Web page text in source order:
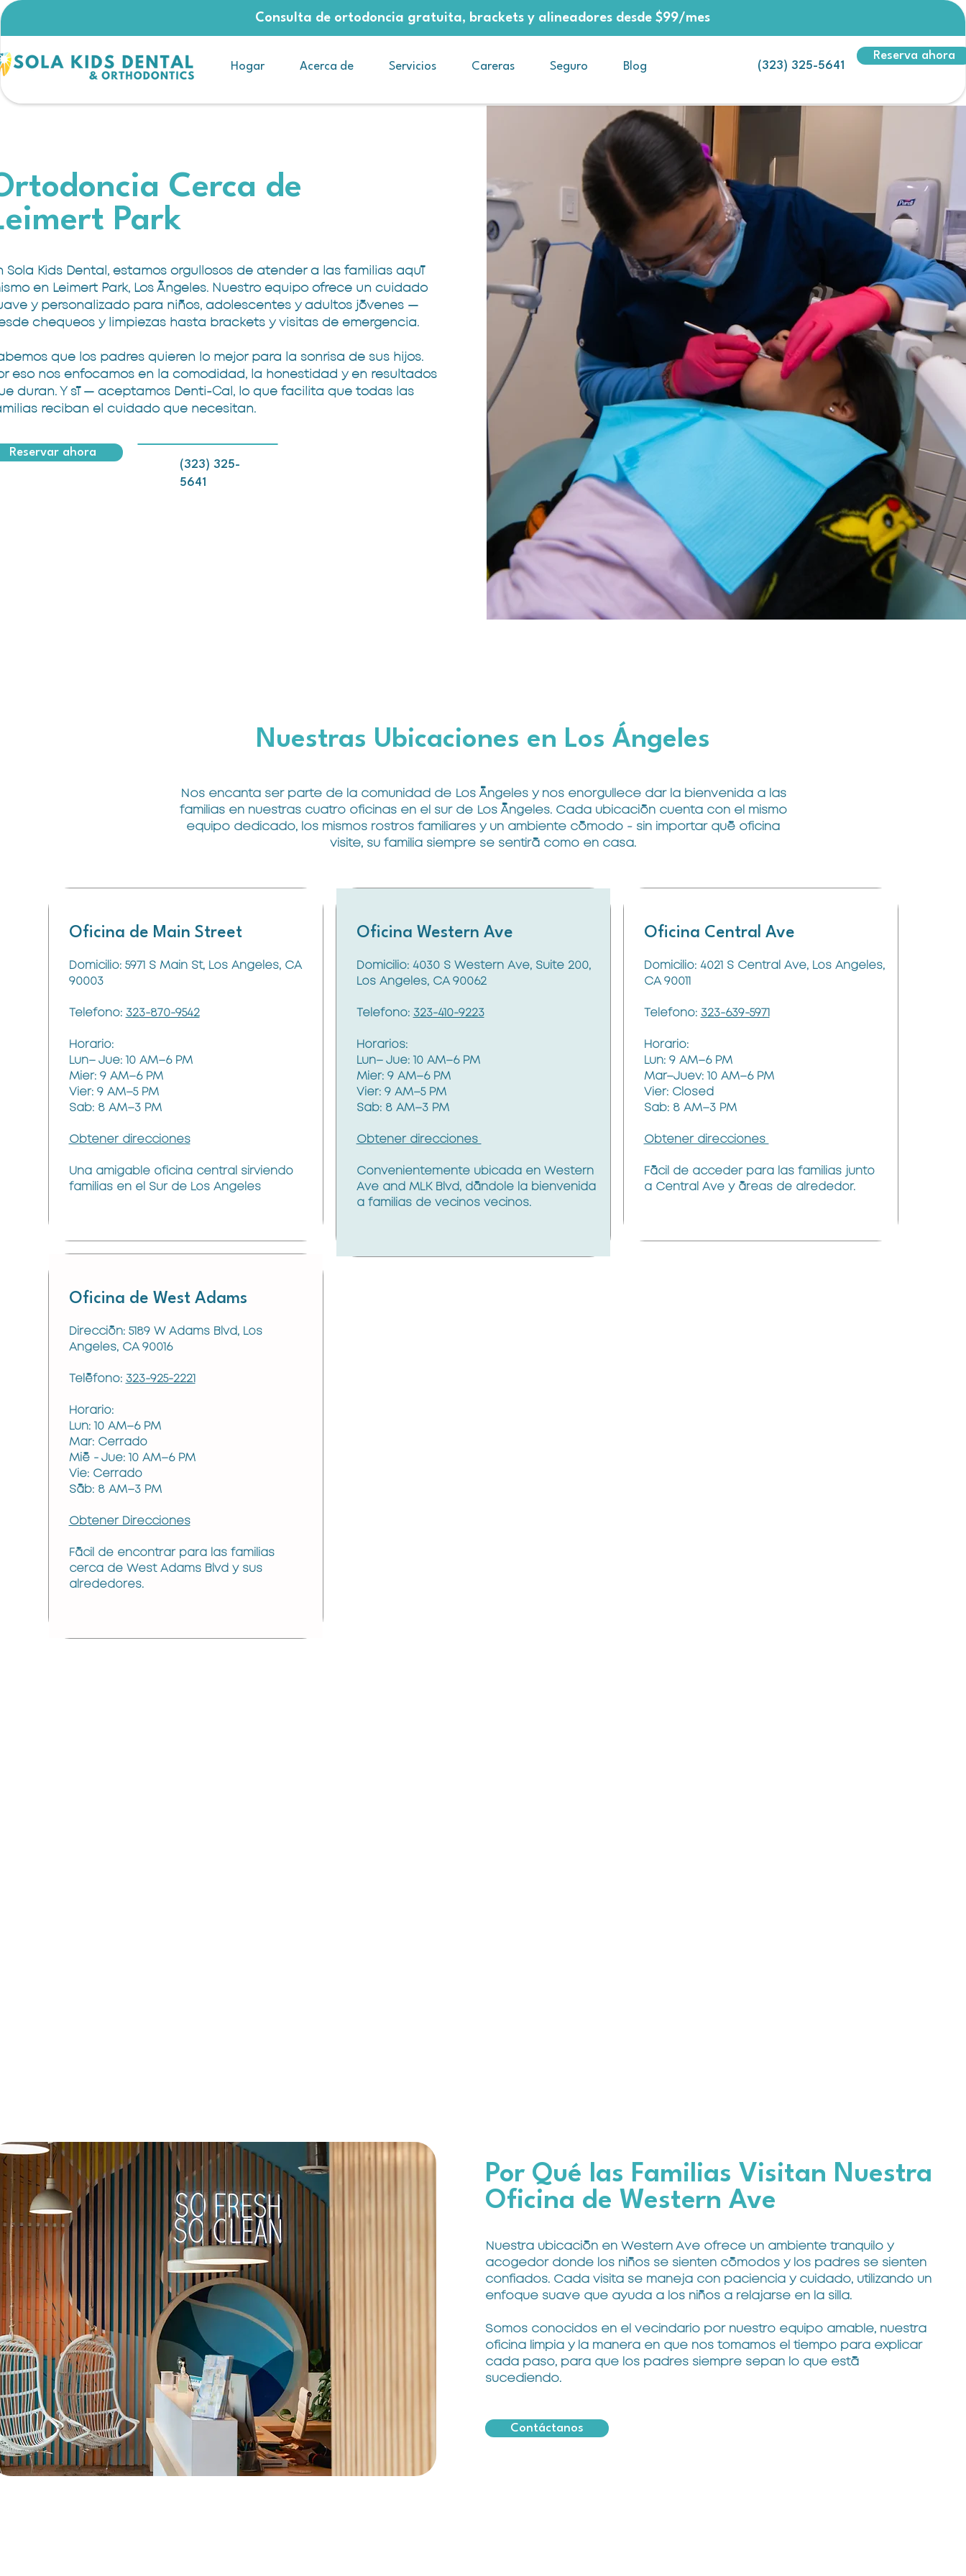
Consulta de ortodoncia gratuita, brackets y alineadores desde $99/mes
Hogar Acerca de Servicios Careras Seguro Blog (323) 325-5641
Reserva ahora
Cerca de
Park
Sola Kids Dental, estamos orgullosos de atender a las familias aquí
en Leimert Park, Los Ángeles. Nuestro equipo ofrece un cuidado
y personalizado para niños, adolescentes y adultos jóvenes —
chequeos y limpiezas hasta brackets y visitas de emergencia.
que los padres quieren lo mejor para la sonrisa de sus hijos.
eso nos enfocamos en la comodidad, la honestidad y en resultados
duran. Y sí — aceptamos Denti-Cal, lo que facilita que todas las
reciban el cuidado que necesitan.
Reservar ahora
(323) 325-
5641
Nuestras Ubicaciones en Los Ángeles
Nos encanta ser parte de la comunidad de Los Ángeles y nos enorgullece dar la bienvenida a las
familias en nuestras cuatro oficinas en el sur de Los Ángeles. Cada ubicación cuenta con el mismo
equipo dedicado, los mismos rostros familiares y un ambiente cómodo - sin importar qué oficina
visite, su familia siempre se sentirá como en casa.
Oficina de Main Street
Domicilio: 5971 S Main St, Los Angeles, CA
90003
Telefono: 323-870-9542
Horario:
Lun– Jue: 10 AM–6 PM
Mier: 9 AM–6 PM
Vier: 9 AM–5 PM
Sab: 8 AM–3 PM
Obtener direcciones
Una amigable oficina central sirviendo
familias en el Sur de Los Angeles
Oficina de West Adams
Dirección: 5189 W Adams Blvd, Los
Angeles, CA 90016
Teléfono: 323-925-2221
Horario:
Lun: 10 AM–6 PM
Mar: Cerrado
Mié - Jue: 10 AM–6 PM
Vie: Cerrado
Sáb: 8 AM–3 PM
Obtener Direcciones
Fácil de encontrar para las familias
cerca de West Adams Blvd y sus
alrededores.
Oficina Western Ave
Domicilio: 4030 S Western Ave, Suite 200,
Los Angeles, CA 90062
Telefono: 323-410-9223
Horarios:
Lun– Jue: 10 AM–6 PM
Mier: 9 AM–6 PM
Vier: 9 AM–5 PM
Sab: 8 AM–3 PM
Obtener direcciones
Convenientemente ubicada en Western
Ave and MLK Blvd, dándole la bienvenida
a familias de vecinos vecinos.
Oficina Central Ave
Domicilio: 4021 S Central Ave, Los Angeles,
CA 90011
Telefono: 323-639-5971
Horario:
Lun: 9 AM–6 PM
Mar–Juev: 10 AM–6 PM
Vier: Closed
Sab: 8 AM–3 PM
Obtener direcciones
Fácil de acceder para las familias junto
a Central Ave y áreas de alrededor.
Por Qué las Familias Visitan Nuestra
Oficina de Western Ave
Nuestra ubicación en Western Ave ofrece un ambiente tranquilo y
acogedor donde los niños se sienten cómodos y los padres se sienten
confiados. Cada visita se maneja con paciencia y cuidado, utilizando un
enfoque suave que ayuda a los niños a relajarse en la silla.
Somos conocidos en el vecindario por nuestro equipo amable, nuestra
oficina limpia y la manera en que nos tomamos el tiempo para explicar
cada paso, para que los padres siempre sepan lo que está
sucediendo.
Contáctanos